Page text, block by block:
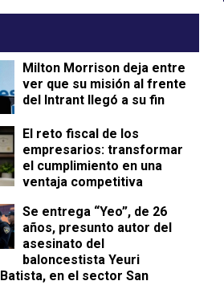
Milton Morrison deja entre
ver que su misión al frente
del Intrant llegó a su fin
​El reto fiscal de los
empresarios: transformar
el cumplimiento en una
ventaja competitiva
Se entrega “Yeo”, de 26
años, presunto autor del
asesinato del
baloncestista Yeuri
en el sector San